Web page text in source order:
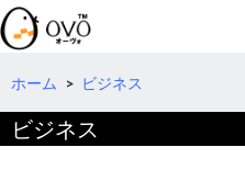
検
索
コ
テ
へ
ホーム > ビジネス
ビジネス